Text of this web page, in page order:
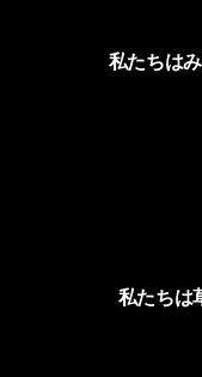
私たちは
私たちは